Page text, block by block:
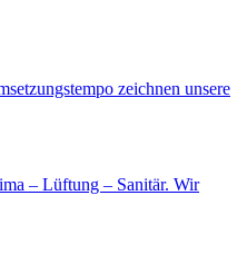
zeichnen unsere
– Lüftung – Sanitär. Wir